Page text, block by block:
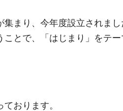
まり、今年度設立されま
とで、「はじまり」をテ
おります。